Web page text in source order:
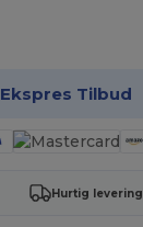
Ekspres Tilbud
Hurtig levering